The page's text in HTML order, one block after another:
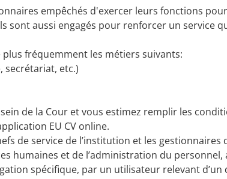
empêchés d'exercer leurs fonctions pour
sont aussi engagés pour renforcer un service
fréquemment les métiers suivants:
secrétariat, etc.)
de la Cour et vous estimez remplir les
EU CV online.
de service de l’institution et les gestionnaires
humaines et de l’administration du personnel,
spécifique, par un utilisateur relevant d’un